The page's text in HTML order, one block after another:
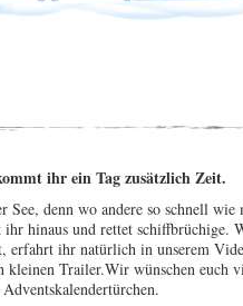
ihr ein Tag zusätzlich Zeit.
See, denn wo andere so schnell wie
ihr hinaus und rettet schiffbrüchige.
erfahrt ihr natürlich in unserem
kleinen Trailer.Wir wünschen euch